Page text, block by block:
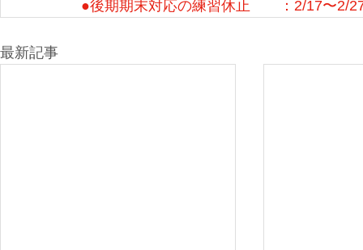
●後期期末対応の練習休止　　：2/17〜2/
最新記事